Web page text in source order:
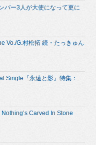
バー3人が大使になって更に
Vo./G.村松拓 続・たっきゅん
Single『永遠と影』特集：
Carved In Stone